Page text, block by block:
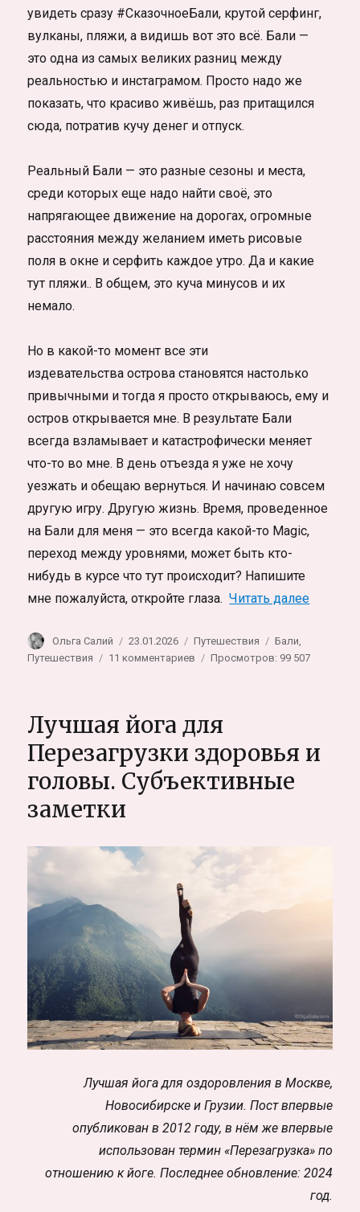
увидеть сразу #СказочноеБали, крутой серфинг,
вулканы, пляжи, а видишь вот это всё. Бали —
это одна из самых великих разниц между
реальностью и инстаграмом. Просто надо же
показать, что красиво живёшь, раз притащился
сюда, потратив кучу денег и отпуск.
Реальный Бали — это разные сезоны и места,
среди которых еще надо найти своё, это
напрягающее движение на дорогах, огромные
расстояния между желанием иметь рисовые
поля в окне и серфить каждое утро. Да и какие
тут пляжи.. В общем, это куча минусов и их
немало.
Но в какой-то момент все эти
издевательства острова становятся настолько
привычными и тогда я просто открываюсь, ему и
остров открывается мне. В результате Бали
всегда взламывает и катастрофически меняет
что-то во мне. В день отъезда я уже не хочу
уезжать и обещаю вернуться. И начинаю совсем
другую игру. Другую жизнь. Время, проведенное
на Бали для меня — это всегда какой-то Magic,
переход между уровнями, может быть кто-
нибудь в курсе что тут происходит? Напишите
мне пожалуйста, откройте глаза.Читать далее«Топ
Автор
Ольга Салий Опубликовано
23.01.2026 Рубрики
Путешествия Метки
Бали,
Путешествия
11 комментариев
мест:
заняться
и
что
субъективный
полный
путеводитель
Просмотров: 99 507
Лучшая йога для
Перезагрузки здоровья и
головы. Субъективные
заметки
Лучшая йога для оздоровления в Москве,
Новосибирске и Грузии. Пост впервые
опубликован в 2012 году, в нём же впервые
использован термин «Перезагрузка» по
отношению к йоге. Последнее обновление: 2024
год.